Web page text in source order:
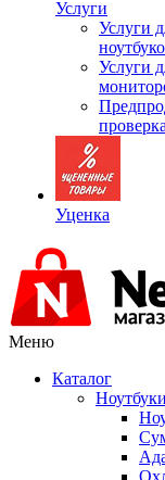
Услуги
Услуги
Услуги
проверка
Уценка
Меню
Каталог